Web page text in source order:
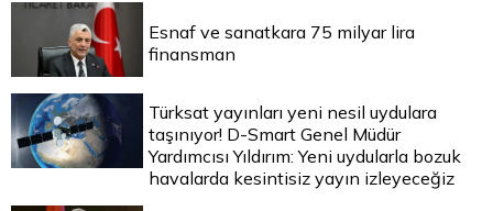
Esnaf ve sanatkara 75 milyar lira
finansman
Türksat yayınları yeni nesil uydulara
taşınıyor! D-Smart Genel Müdür
Yardımcısı Yıldırım: Yeni uydularla bozuk
havalarda kesintisiz yayın izleyeceğiz